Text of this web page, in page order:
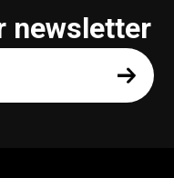
newsletter